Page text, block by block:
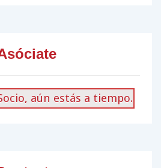
aún estás a tiempo.